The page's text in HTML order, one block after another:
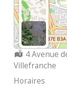
4 Avenue
Villefranche
Horaires